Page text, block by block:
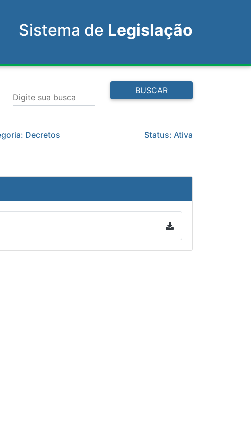
Sistema de Legislação
Digite sua busca
BUSCAR
Decretos Status: Ativa